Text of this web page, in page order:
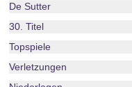
De Sutter
30. Titel
Topspiele
Verletzungen